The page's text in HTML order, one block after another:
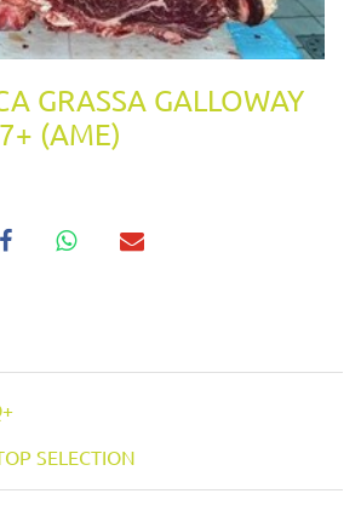
GRASSA GALLOWAY
(AME)
SELECTION